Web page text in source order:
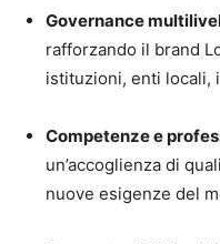
Governance
rafforzando il brand
istituzioni, enti locali,
Competenze e
un’accoglienza di
nuove esigenze del